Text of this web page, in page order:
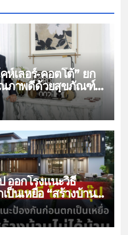
ห์เลอร์-คอตโต้” ยก
ภาพดีด้วยสุขภัณฑ์
อนามัย ทันสมัย
น้ำ ดีไซน์ที่คิดเผื่อทุก
WELL-
งชีวิต”
ออกโรงแนะวิธี
ป็นเหยื่อ “สร้างบ้าน